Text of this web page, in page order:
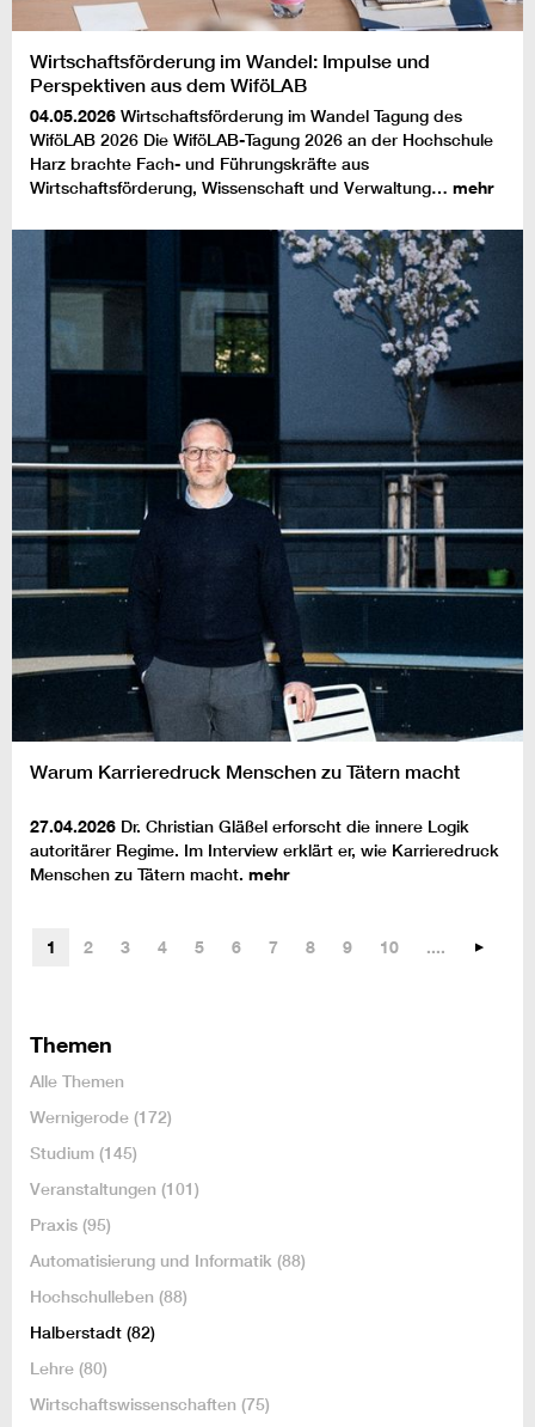
Wirtschaftsförderung im Wandel: Impulse und
Perspektiven aus dem WiföLAB
04.05.2026 Wirtschaftsförderung im Wandel Tagung des
WiföLAB 2026 Die WiföLAB-Tagung 2026 an der Hochschule
Harz brachte Fach- und Führungskräfte aus
Wirtschaftsförderung, Wissenschaft und Verwaltung… mehr
Warum Karrieredruck Menschen zu Tätern macht
27.04.2026 Dr. Christian Gläßel erforscht die innere Logik
autoritärer Regime. Im Interview erklärt er, wie Karrieredruck
Menschen zu Tätern macht. mehr
1 2 3 4 5 6 7 8 9 10 ....
Themen
Alle Themen
Wernigerode (172)
Studium (145)
Veranstaltungen (101)
Praxis (95)
Automatisierung und Informatik (88)
Hochschulleben (88)
Halberstadt (82)
Lehre (80)
Wirtschaftswissenschaften (75)